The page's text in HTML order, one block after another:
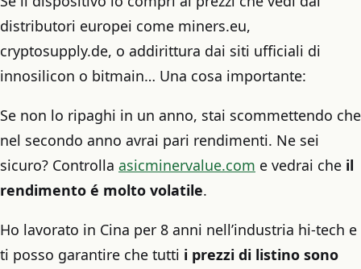
distributori europei come miners.eu,
cryptosupply.de, o addirittura dai siti ufficiali di
innosilicon o bitmain… Una cosa importante:
Se non lo ripaghi in un anno, stai scommettendo che
nel secondo anno avrai pari rendimenti. Ne sei
sicuro? Controlla asicminervalue.com e vedrai che il
rendimento é molto volatile.
Ho lavorato in Cina per 8 anni nell’industria hi-tech e
ti posso garantire che tutti i prezzi di listino sono